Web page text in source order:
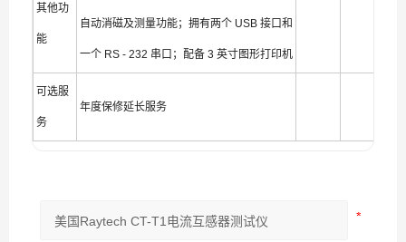
其他功
能
自动消磁及测量功能；拥有两个 USB 接口和
一个 RS - 232 串口；配备 3 英寸图形打印机
可选服
务
年度保修延长服务